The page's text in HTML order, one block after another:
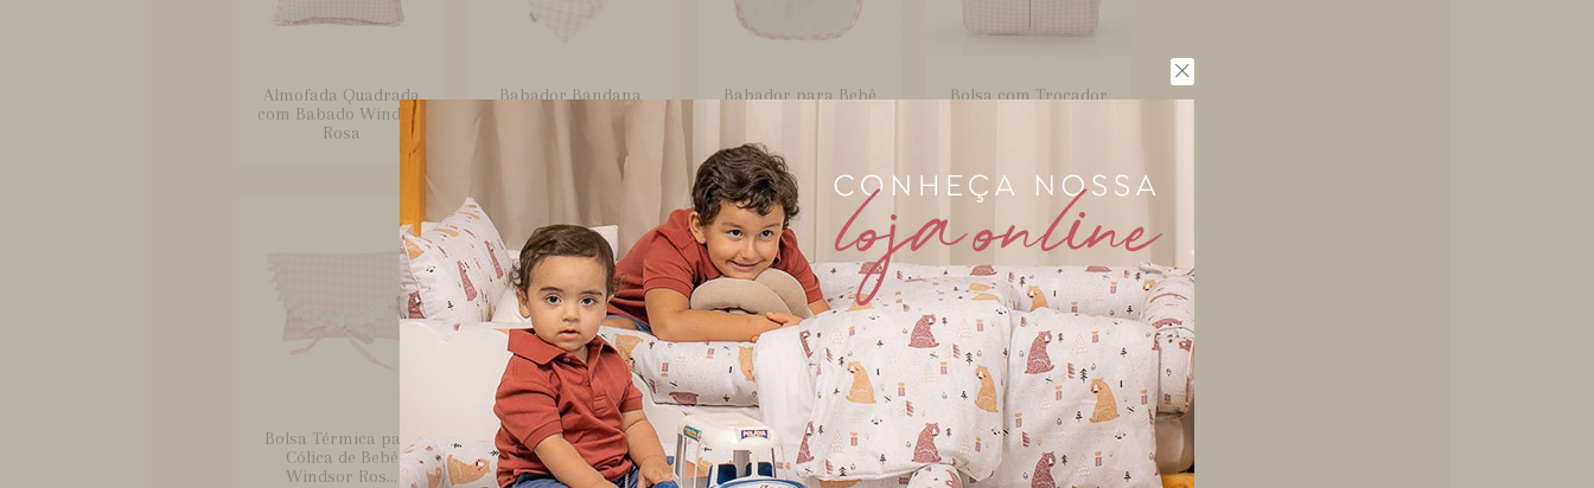
Almofada Quadrada
com Babado Windsor
Rosa
Babador Bandana
Babador para Bebê
Bolsa com Trocador
Bolsa Térmica para
Cólica de Bebê
Windsor Ros...
Boquinha Fralda
Cremer 3 Peças para
Bebê Wind...
Boquinha Malha 3
Peças para Bebê
Windsor Rosa
Cabides para Bebê 5
Peças Windsor Rosa